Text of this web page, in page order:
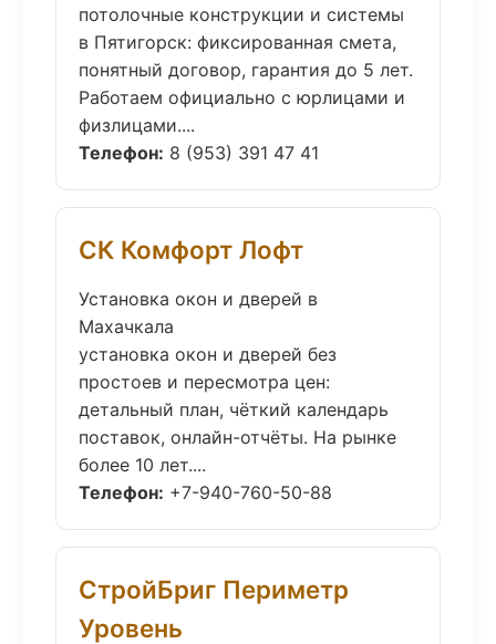
потолочные конструкции и системы
в Пятигорск: фиксированная смета,
понятный договор, гарантия до 5 лет.
Работаем официально с юрлицами и
физлицами....
Телефон: 8 (953) 391 47 41
СК Комфорт Лофт
Установка окон и дверей в
Махачкала
установка окон и дверей без
простоев и пересмотра цен:
детальный план, чёткий календарь
поставок, онлайн-отчёты. На рынке
более 10 лет....
Телефон: +7-940-760-50-88
СтройБриг Периметр
Уровень